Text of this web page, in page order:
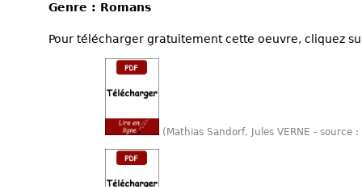
Genre : Romans
Pour télécharger gratuitement cette oeuvre, cliquez
(Mathias Sandorf, Jules VERNE -